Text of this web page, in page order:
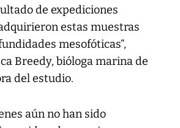
de expediciones
estas muestras
mesofóticas”,
Breedy, bióloga marina de
del estudio.
aún no han sido